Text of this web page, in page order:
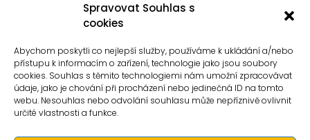
Spravovat Souhlas s
cookies
Abychom poskytli co nejlepší služby, používáme k ukládání a/nebo
přístupu k informacím o zařízení, technologie jako jsou soubory
cookies. Souhlas s těmito technologiemi nám umožní zpracovávat
údaje, jako je chování při procházení nebo jedinečná ID na tomto
webu. Nesouhlas nebo odvolání souhlasu může nepříznivě ovlivnit
určité vlastnosti a funkce.
Hledat
Hledat